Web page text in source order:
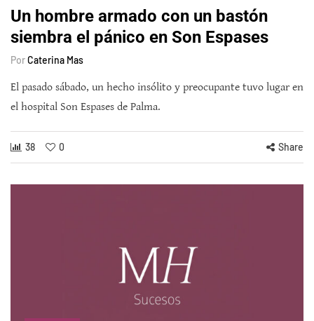
Un hombre armado con un bastón
siembra el pánico en Son Espases
PorCaterina Mas
El pasado sábado, un hecho insólito y preocupante tuvo lugar en
el hospital Son Espases de Palma.
38 0 Share